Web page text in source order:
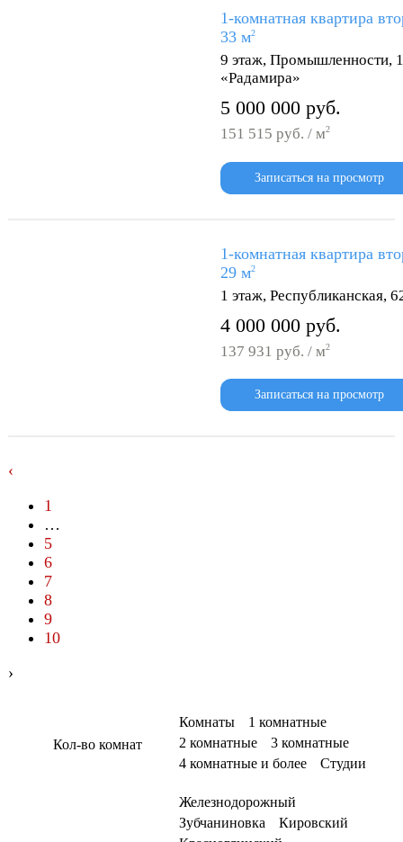
1-комнатная квартира
33 м2
9 этаж, Промышленности,
«Радамира»
5 000 000 руб.
151 515 руб. / м2
Записаться на просмотр
1-комнатная квартира
29 м2
1 этаж, Республиканская,
4 000 000 руб.
137 931 руб. / м2
Записаться на просмотр
‹
1
…
5
6
7
8
9
10
›
Кол-во комнат
Комнаты
1 комнатные
2 комнатные
3 комнатные
4 комнатные и более
Студии
Железнодорожный
Зубчаниновка
Кировский